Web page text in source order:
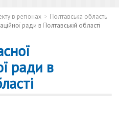
в регіонах
Полтавська область
ради в Полтавській області
ради в